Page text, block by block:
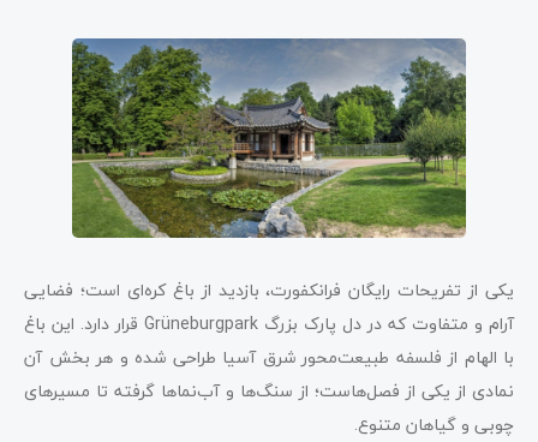
یکی از تفریحات رایگان فرانکفورت، بازدید از باغ کره‌ای است؛ فضایی
آرام و متفاوت که در دل پارک بزرگ Grüneburgpark قرار دارد. این باغ
با الهام از فلسفه طبیعت‌محور شرق آسیا طراحی شده و هر بخش آن
نمادی از یکی از فصل‌هاست؛ از سنگ‌ها و آب‌نماها گرفته تا مسیرهای
چوبی و گیاهان متنوع.